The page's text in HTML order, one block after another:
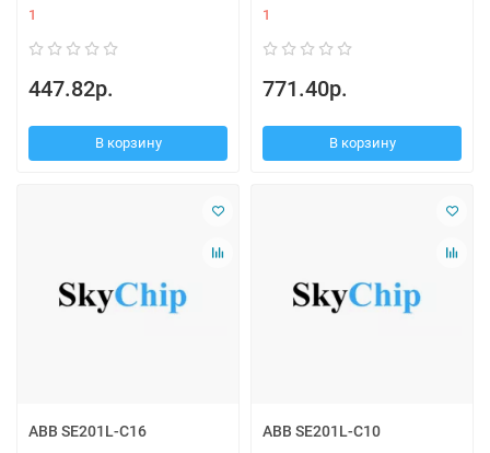
1
447.82р.
В корзину
1
771.40р.
В корзину
ABB SE201L-C16 ABB SE201L-C10